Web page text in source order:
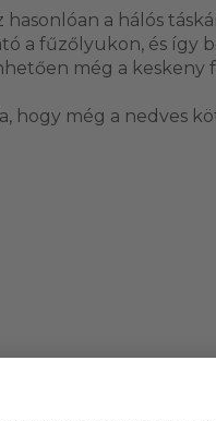
a hálós
a fűzőlyukon, és így
még a
hogy még a nedves